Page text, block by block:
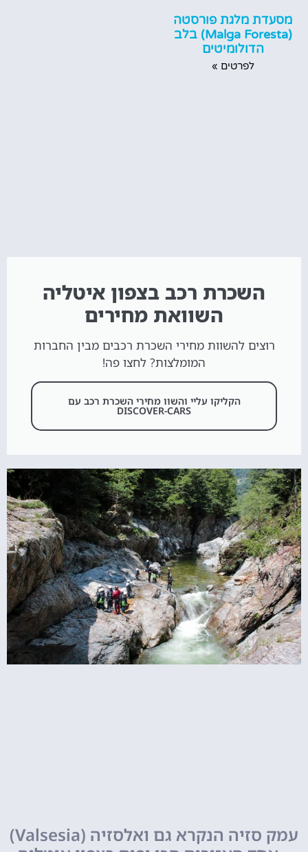
מסעדת מלגת פורסטה
(Malga Foresta) בלב
הדולומיטים
לפרטים »
השכרת רכב בצפון איטליה
השוואת מחירים
רוצים להשוות מחירי השכרת רכבים מבין החברות
המומלצות? לחצו פה!
הקליקו עליי והשוו מחירי השכרת רכב עם
DISCOVER-CARS
עמק סזיה הנקרא גם ואלסזיה (Valsesia)